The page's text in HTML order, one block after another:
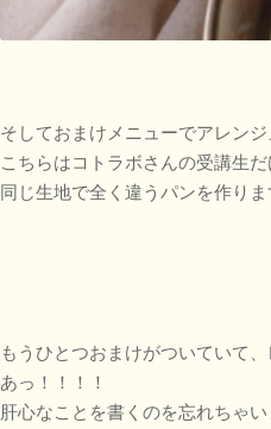
そしておまけメニューでアレンジ
こちらはコトラボさんの受講生だ
同じ生地で全く違うパンを作り
もうひとつおまけがついていて
あっ！！！！
肝心なことを書くのを忘れちゃい